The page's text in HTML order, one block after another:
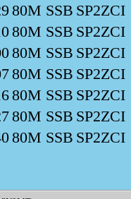
80M SSB SP2ZCI
80M SSB SP2ZCI
80M SSB SP2ZCI
80M SSB SP2ZCI
80M SSB SP2ZCI
80M SSB SP2ZCI
80M SSB SP2ZCI